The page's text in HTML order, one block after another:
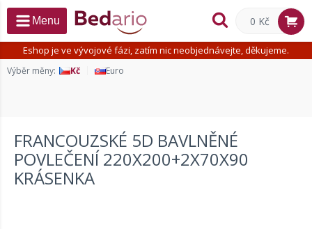
Eshop je ve vývojové fázi, zatím nic neobjednávejte, děkujeme.
Výběr měny: Kč Euro
Menu 0 Kč
FRANCOUZSKÉ 5D BAVLNĚNÉ
POVLEČENÍ 220X200+2X70X90
KRÁSENKA